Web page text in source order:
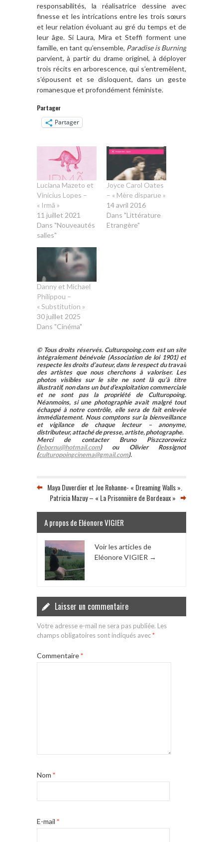
responsabilités, la réalisatrice dessine avec
finesse et les intrications entre les trois sœurs
et leur relation évoluant au gré du temps et de
leur âge. Si Laura, Mira et Steffi forment une
famille, en tant qu’ensemble, Paradise is Burning
parvient, à partir du drame originel, à déployer
trois récits en arborescence, qui s’entremêlent,
s’épousent et se disloquent, dans un geste
romanesque et profondément féministe.
Partager
Partager
Luciana Mazeto et
Vinicius Lopes –
« Irmã »
11 juillet 2021
Dans "Nouveautés
salles"
Joyce Carol Oates
– « Mère disparue »
14 avril 2016
Dans "Littérature
Etrangère"
Danny et Michael
Philippou –
« Substitution »
30 juillet 2025
Dans "Cinéma"
© Tous droits réservés. Culturopoing.com est un site
intégralement bénévole (Association de loi 1901) et
respecte les droits d’auteur, dans le respect du travail
des artistes que nous cherchons à valoriser. Les
photos visibles sur le site ne sont là qu’à titre
illustratif, non dans un but d’exploitation commerciale
et ne sont pas la propriété de Culturopoing.
Néanmoins, si une photographie avait malgré tout
échappé à notre contrôle, elle sera de fait enlevée
immédiatement. Nous comptons sur la bienveillance
et vigilance de chaque lecteur – anonyme,
distributeur, attaché de presse, artiste, photographe.
Merci de contacter Bruno Piszczorowicz
(lebornu@hotmail.com) ou Olivier Rossignot
(culturopoingcinema@gmail.com).
Maya Duverdier et Joe Rohanne- « Dreaming Walls ».
Patricia Mazuy – « La Prisonnière de Bordeaux »
A propos de Eléonore VIGIER
Voir les articles de
Eléonore VIGIER →
Laisser un commentaire
Votre adresse e-mail ne sera pas publiée. Les
champs obligatoires sont indiqués avec*
Commentaire*
Nom *
E-mail *